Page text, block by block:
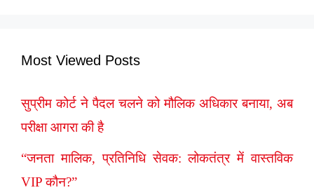
Most Viewed Posts
सुप्रीम कोर्ट ने पैदल चलने को मौलिक अधिकार बनाया, अब
परीक्षा आगरा की है
“जनता मालिक, प्रतिनिधि सेवक: लोकतंत्र में वास्तविक
VIP कौन?”